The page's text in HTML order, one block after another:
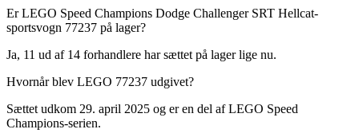
Er LEGO Speed Champions Dodge Challenger SRT Hellcat-
sportsvogn 77237 på lager?
Ja, 11 ud af 14 forhandlere har sættet på lager lige nu.
Hvornår blev LEGO 77237 udgivet?
Sættet udkom 29. april 2025 og er en del af LEGO Speed
Champions-serien.